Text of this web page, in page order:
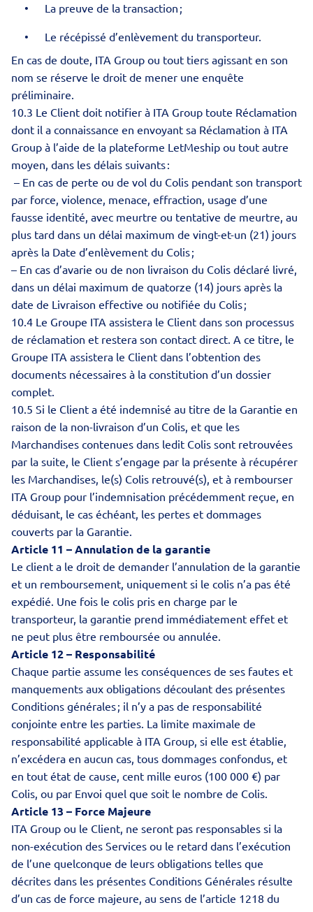
La preuve de la transaction ;
Le récépissé d’enlèvement du transporteur.
En cas de doute, ITA Group ou tout tiers agissant en son
nom se réserve le droit de mener une enquête
préliminaire.
10.3 Le Client doit notifier à ITA Group toute Réclamation
dont il a connaissance en envoyant sa Réclamation à ITA
Group à l’aide de la plateforme LetMeship ou tout autre
moyen, dans les délais suivants :
– En cas de perte ou de vol du Colis pendant son transport
par force, violence, menace, effraction, usage d’une
fausse identité, avec meurtre ou tentative de meurtre, au
plus tard dans un délai maximum de vingt-et-un (21) jours
après la Date d’enlèvement du Colis ;
– En cas d’avarie ou de non livraison du Colis déclaré livré,
dans un délai maximum de quatorze (14) jours après la
date de Livraison effective ou notifiée du Colis ;
10.4 Le Groupe ITA assistera le Client dans son processus
de réclamation et restera son contact direct. A ce titre, le
Groupe ITA assistera le Client dans l’obtention des
documents nécessaires à la constitution d’un dossier
complet.
10.5 Si le Client a été indemnisé au titre de la Garantie en
raison de la non-livraison d’un Colis, et que les
Marchandises contenues dans ledit Colis sont retrouvées
par la suite, le Client s’engage par la présente à récupérer
les Marchandises, le(s) Colis retrouvé(s), et à rembourser
ITA Group pour l’indemnisation précédemment reçue, en
déduisant, le cas échéant, les pertes et dommages
couverts par la Garantie.
Article 11 – Annulation de la garantie
Le client a le droit de demander l’annulation de la garantie
et un remboursement, uniquement si le colis n’a pas été
expédié. Une fois le colis pris en charge par le
transporteur, la garantie prend immédiatement effet et
ne peut plus être remboursée ou annulée.
Article 12 – Responsabilité
Chaque partie assume les conséquences de ses fautes et
manquements aux obligations découlant des présentes
Conditions générales ; il n’y a pas de responsabilité
conjointe entre les parties. La limite maximale de
responsabilité applicable à ITA Group, si elle est établie,
n’excédera en aucun cas, tous dommages confondus, et
en tout état de cause, cent mille euros (100 000 €) par
Colis, ou par Envoi quel que soit le nombre de Colis.
Article 13 – Force Majeure
ITA Group ou le Client, ne seront pas responsables si la
non-exécution des Services ou le retard dans l’exécution
de l’une quelconque de leurs obligations telles que
décrites dans les présentes Conditions Générales résulte
d’un cas de force majeure, au sens de l’article 1218 du